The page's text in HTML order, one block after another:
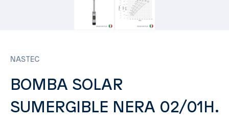
NASTEC
BOMBA SOLAR
SUMERGIBLE NERA 02/01H.